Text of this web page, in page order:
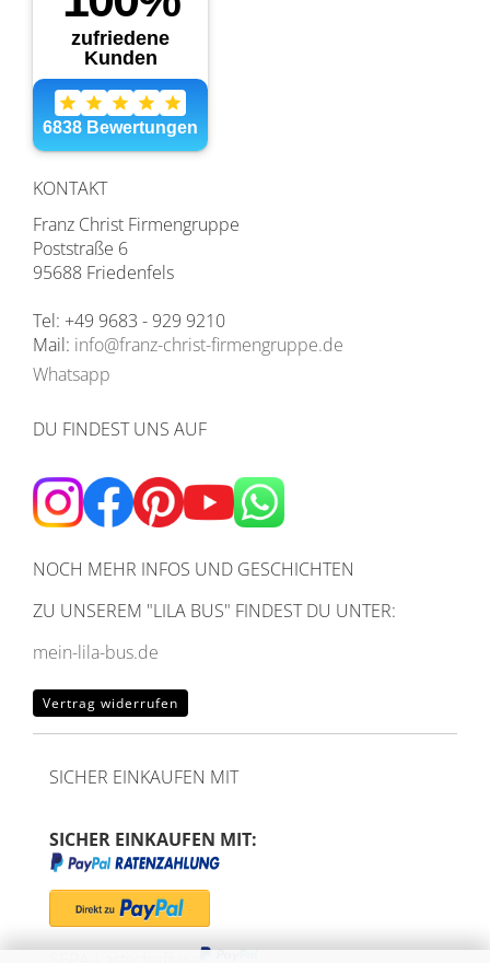
KONTAKT
Franz Christ Firmengruppe
Poststraße 6
95688 Friedenfels
Tel: +49 9683 - 929 9210
Mail: info@franz-christ-firmengruppe.de
Whatsapp
DU FINDEST UNS AUF
NOCH MEHR INFOS UND GESCHICHTEN
ZU UNSEREM "LILA BUS" FINDEST DU UNTER:
mein-lila-bus.de
Vertrag widerrufen
SICHER EINKAUFEN MIT
SICHER EINKAUFEN MIT: